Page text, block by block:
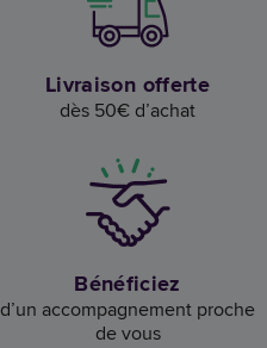
Livraison offerte
dès 50€ d’achat
Bénéficiez
d’un accompagnement proche
de vous